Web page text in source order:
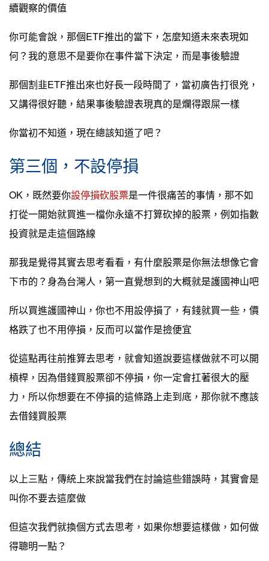
續觀察的價值
你可能會說，那個ETF推出的當下，怎麼知道未來表現如
何？我的意思不是要你在事件當下決定，而是事後驗證
那個割韭ETF推出來也好長一段時間了，當初廣告打很兇，
又講得很好聽，結果事後驗證表現真的是爛得跟屎一樣
你當初不知道，現在總該知道了吧？
第三個，不設停損
OK，既然要你設停損砍股票是一件很痛苦的事情，那不如
打從一開始就買進一檔你永遠不打算砍掉的股票，例如指數
投資就是走這個路線
那我是覺得其實去思考看看，有什麼股票是你無法想像它會
下市的？身為台灣人，第一直覺想到的大概就是護國神山吧
所以買進護國神山，你也不用設停損了，有錢就買一些，價
格跌了也不用停損，反而可以當作是撿便宜
從這點再往前推算去思考，就會知道說要這樣做就不可以開
槓桿，因為借錢買股票卻不停損，你一定會扛著很大的壓
力，所以你想要在不停損的這條路上走到底，那你就不應該
去借錢買股票
總結
以上三點，傳統上來說當我們在討論這些錯誤時，其實會是
叫你不要去這麼做
但這次我們就換個方式去思考，如果你想要這樣做，如何做
得聰明一點？